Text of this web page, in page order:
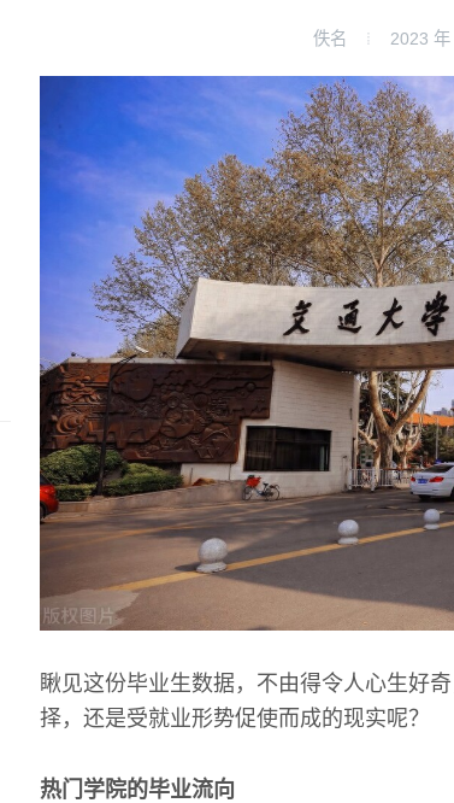
佚名 2023 年
瞅见这份毕业生数据，不由得令人心生好
择，还是受就业形势促使而成的现实呢？
热门学院的毕业流向